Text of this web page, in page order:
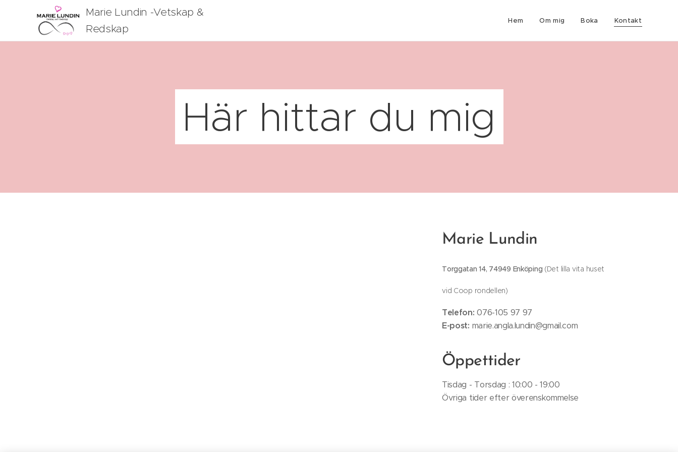
Marie Lundin -Vetskap &
Redskap
Hem Om mig Boka Kontakt
Här hittar du mig
Marie Lundin
Torggatan 14, 74949 Enköping (Det lilla vita huset
vid Coop rondellen)
Telefon: 076-105 97 97
E-post: marie.angla.lundin@gmail.com
Öppettider
Tisdag - Torsdag : 10:00 - 19:00
Övriga tider efter överenskommelse